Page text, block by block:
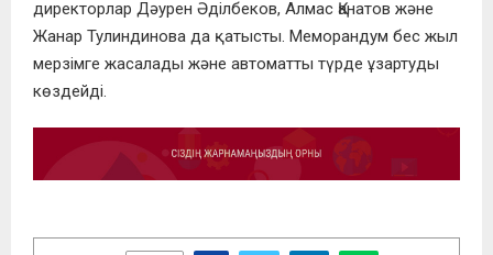
директорлар Дәурен Әділбеков, Алмас Қанатов және
Жанар Тулиндинова да қатысты. Меморандум бес жыл
мерзімге жасалады және автоматты түрде ұзартуды
көздейді.